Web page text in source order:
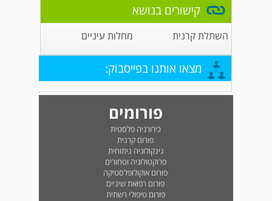
קישורים בנושא
השתלת קרנית מחלות עיניים
מצאו אותנו בפייסבוק:
פורומים
כירורגיה פלסטית
פורום קרנית
גינקולוגיה ניתוחית
פרוקטולוגיה וטחורים
פורום אוקולופלסטיקה
פורום רפואת שיניים
פורום טיפולי רשתית